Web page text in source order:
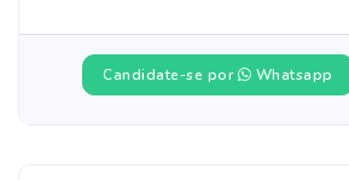
Candidate-se por Whatsapp